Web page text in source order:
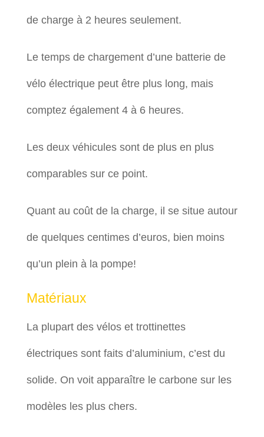
de charge à 2 heures seulement.
Le temps de chargement d’une batterie de
vélo électrique peut être plus long, mais
comptez également 4 à 6 heures.
Les deux véhicules sont de plus en plus
comparables sur ce point.
Quant au coût de la charge, il se situe autour
de quelques centimes d’euros, bien moins
qu’un plein à la pompe!
Matériaux
La plupart des vélos et trottinettes
électriques sont faits d’aluminium, c’est du
solide. On voit apparaître le carbone sur les
modèles les plus chers.